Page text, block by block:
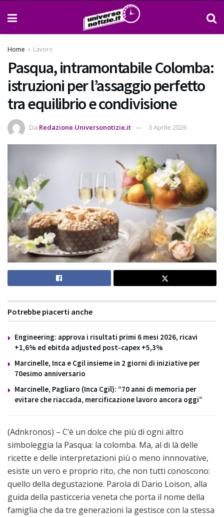
Home Lavoro
Pasqua, intramontabile Colomba:
istruzioni per l’assaggio perfetto
tra equilibrio e condivisione
Da Redazione Universonotizie.it 3 Aprile 2026
Potrebbe piacerti anche
Engineering: approva i risultati primi 6 mesi 2026, ricavi
+1,6% ed ebitda adjusted post-capex +5,3%
Marcinelle, Inca e Cgil insieme in 2 giorni di iniziative per
70esimo anniversario
Marcinelle, Pagliaro (Inca Cgil): “70 anni di memoria per
evitare che riaccada, mercificazione lavoro ancora oggi”
(Adnkronos) – C’è un dolce che più di ogni altro
simboleggia la Pasqua: la colomba. Ma, al di là delle
ricette e delle interpretazioni più o meno innnovative,
esiste un vero e proprio rito, che non tutti conoscono:
quello della degustazione. Parola di Dario Loison, alla
guida della pasticceria veneta che porta il nome della
famiglia che da tre generazioni la gestisce con la stessa